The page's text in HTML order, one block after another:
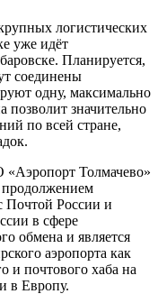
логистических
уже идёт
Планируется,
соединены
одну, максимально
значительно
по всей стране,
«Аэропорт Толмачево»
продолжением
Почтой России и
в сфере
обмена и является
аэропорта как
и почтового хаба на
в Европу.